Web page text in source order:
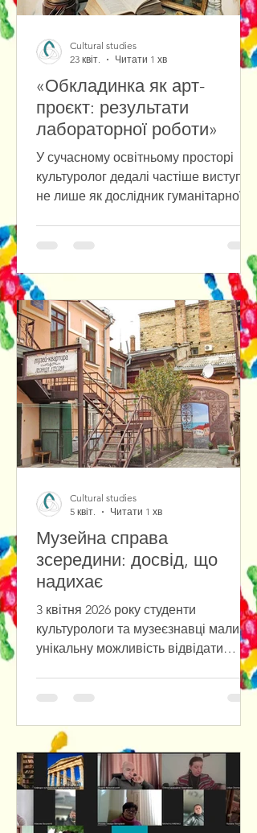
«Обкладинка як арт-
проєкт: результати
лабораторної роботи»
У сучасному освітньому просторі
культуролог дедалі частіше виступає
не лише як дослідник гуманітарної
продемонстрували, як поєднуються
гуманітарні знання та IT-
компетентності. У межах першого
змістового модуля дисципліни
«Інформаційні технології у
культурному просторі»
першокурсники опановували роботу
з різними графічними редакторами
та застосовували набуті навички у
власних творчих
Cultural studies
23 квіт.
Читати 1 хв
Музейна справа
зсередини: досвід, що
надихає
3 квітня 2026 року студенти
культурологи та музеєзнавці мали
унікальну можливість відвідати
індивідуальну екскурсію до Музею-
доц. Овчаренко Т.С. спеціально для
студентів 1-2 курсів в рамках
дисциплін Історія музейної справи і
колекціонування та Екскурсійна
справа. Особливо запам’ятався
практичний майстер-клас із
Cultural studies
5 квіт.
Читати 1 хв